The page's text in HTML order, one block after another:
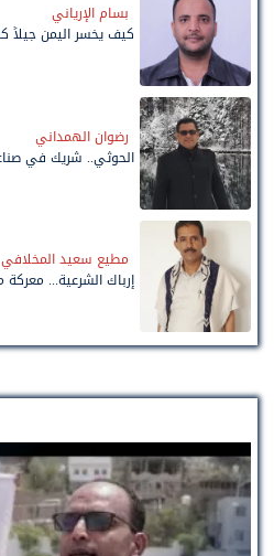
بسام الإرياني
كيف يخسر اليمن
رضوان الهمداني
الحوثي.. شريك في
مطيع سعيد المخلافي
إرباك الشرعية...